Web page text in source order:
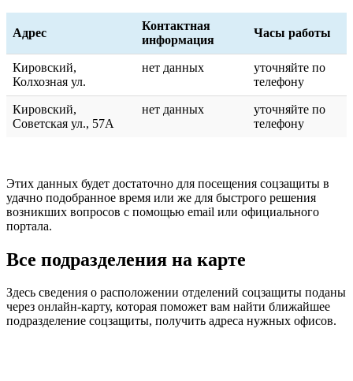
Адрес
Контактная
информация
Часы работы
Кировский,
Колхозная ул.
нет данных
уточняйте по
телефону
Кировский,
Советская ул., 57А
нет данных
уточняйте по
телефону
Этих данных будет достаточно для посещения соцзащиты в
удачно подобранное время или же для быстрого решения
возникших вопросов с помощью email или официального
портала.
Все подразделения на карте
Здесь сведения о расположении отделений соцзащиты поданы
через онлайн-карту, которая поможет вам найти ближайшее
подразделение соцзащиты, получить адреса нужных офисов.